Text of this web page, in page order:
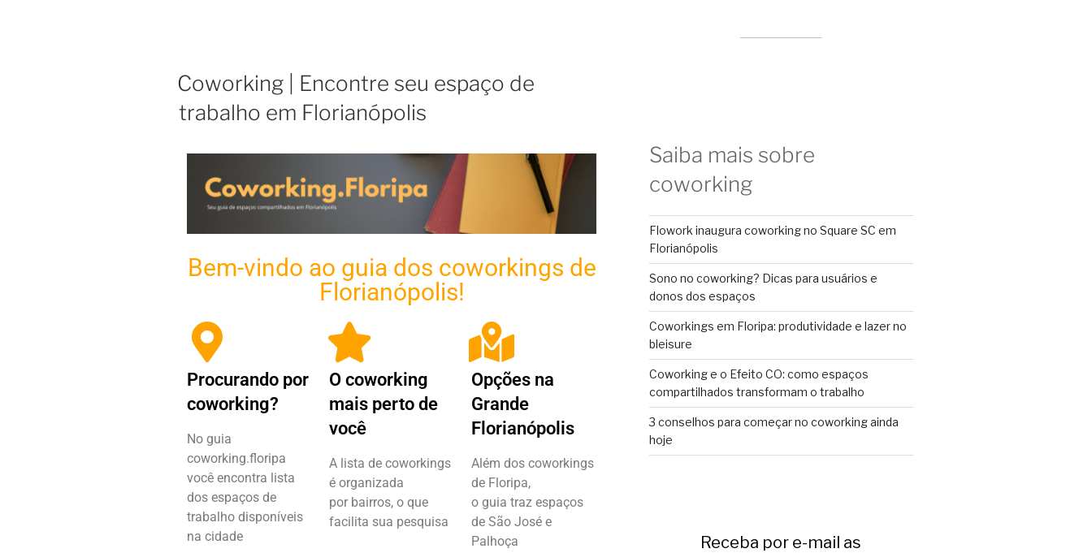
Coworking | Encontre seu espaço de
trabalho em Florianópolis
Bem-vindo ao guia dos coworkings de
Florianópolis!
Procurando por
coworking?
No guia
coworking.floripa
você encontra lista
dos espaços de
trabalho disponíveis
na cidade
O coworking
mais perto de
você​
A lista de coworkings
é organizada
por bairros, o que
facilita sua pesquisa
Opções na
Grande
Florianópolis
Além dos coworkings
de Floripa,
o guia traz espaços
de São José e
Palhoça
Saiba mais sobre
coworking
Flowork inaugura coworking no Square SC em
Florianópolis
Sono no coworking? Dicas para usuários e
donos dos espaços
Coworkings em Floripa: produtividade e lazer no
bleisure
Coworking e o Efeito CO: como espaços
compartilhados transformam o trabalho
3 conselhos para começar no coworking ainda
hoje
Receba por e-mail as